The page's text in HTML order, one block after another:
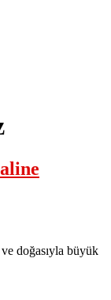
doğasıyla büyük